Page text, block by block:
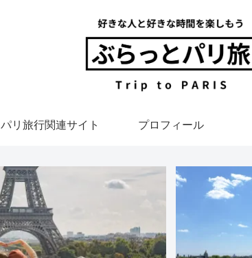
パリ旅行関連サイト プロフィール